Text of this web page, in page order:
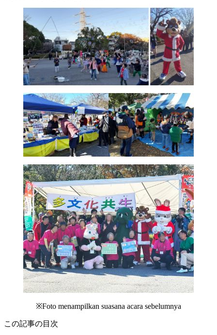
※Foto menampilkan suasana acara sebelumnya
この記事の目次